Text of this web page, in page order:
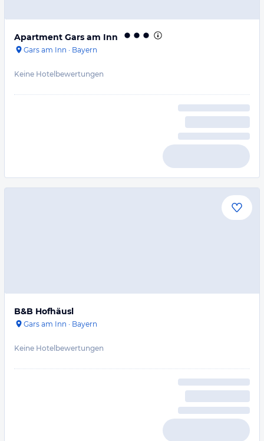
Apartment Gars am Inn
Gars am Inn · Bayern
Keine Hotelbewertungen
B&B Hofhäusl
Gars am Inn · Bayern
Keine Hotelbewertungen